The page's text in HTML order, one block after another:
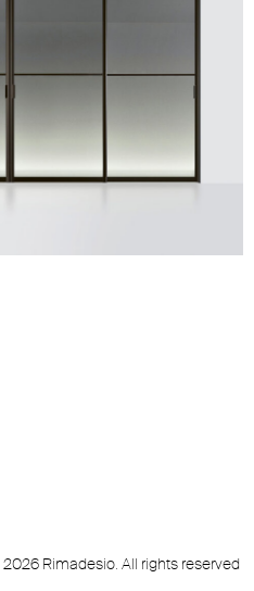
Rimadesio. All rights reserved